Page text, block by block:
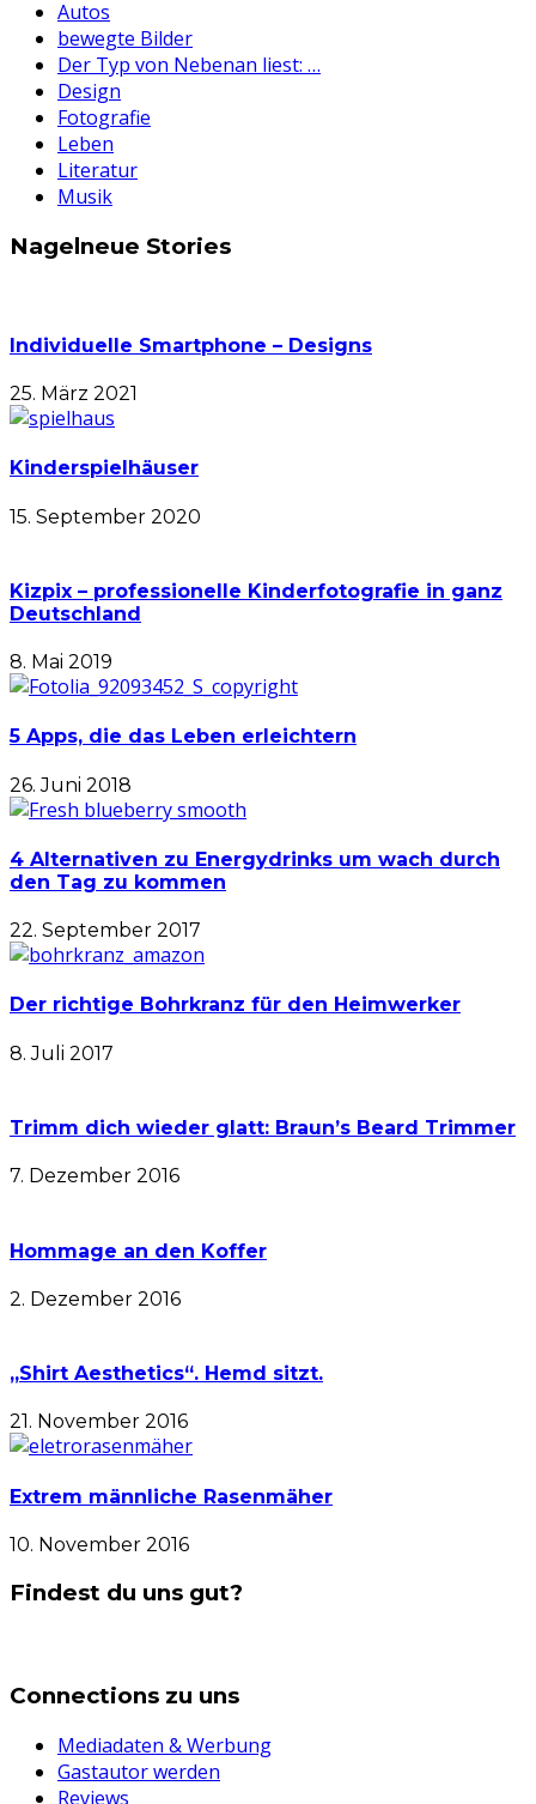
Autos
bewegte Bilder
Der Typ von Nebenan liest: …
Design
Fotografie
Leben
Literatur
Musik
Nagelneue Stories
Individuelle Smartphone – Designs
25. März 2021
Kinderspielhäuser
15. September 2020
Kizpix – professionelle Kinderfotografie in ganz
Deutschland
8. Mai 2019
5 Apps, die das Leben erleichtern
26. Juni 2018
4 Alternativen zu Energydrinks um wach durch
den Tag zu kommen
22. September 2017
Der richtige Bohrkranz für den Heimwerker
8. Juli 2017
Trimm dich wieder glatt: Braun’s Beard Trimmer
7. Dezember 2016
Hommage an den Koffer
2. Dezember 2016
„Shirt Aesthetics“. Hemd sitzt.
21. November 2016
Extrem männliche Rasenmäher
10. November 2016
Findest du uns gut?
Connections zu uns
Mediadaten & Werbung
Gastautor werden
Reviews